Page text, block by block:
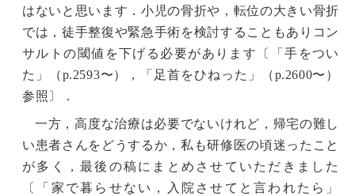
はないと思います．小児の骨折や，転位の大きい骨折
では，徒手整復や緊急手術を検討することもありコン
サルトの閾値を下げる必要があります〔「手をつい
た 」（p.2593〜），「 足首をひねった 」（p.2600〜）
参照〕．
一方，高度な治療は必要でないけれど，帰宅の難し
い患者さんをどうするか，私も研修医の頃迷ったこと
が多く，最後の稿にまとめさせていただきました
〔「 家で暮らせない，入院させてと言われたら 」